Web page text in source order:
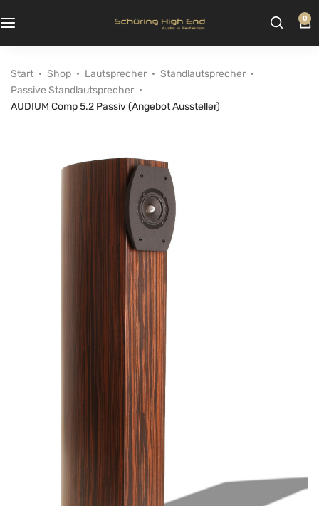
0
Start Shop Lautsprecher
Standlautsprecher
Passive Standlautsprecher
AUDIUM Comp 5.2 Passiv (Angebot Aussteller)